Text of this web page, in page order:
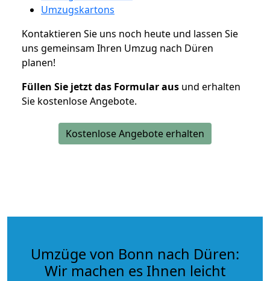
Umzugskartons
Kontaktieren Sie uns noch heute und lassen Sie
uns gemeinsam Ihren Umzug nach Düren
planen!
Füllen Sie jetzt das Formular aus und erhalten
Sie kostenlose Angebote.
Kostenlose Angebote erhalten
Umzüge von Bonn nach Düren:
Wir machen es Ihnen leicht